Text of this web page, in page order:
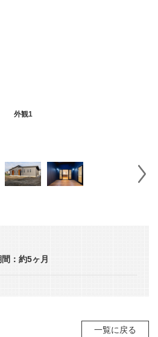
外観1
：約5ヶ月
一覧に戻る